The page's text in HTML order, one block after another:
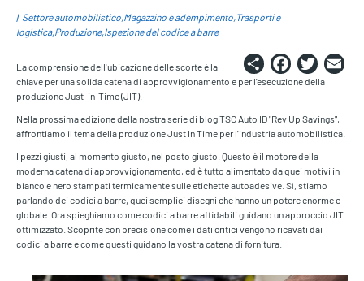
Settore automobilistico Magazzino e adempimento Trasporti e
logistica Produzione Ispezione del codice a barre
Share
La comprensione dell'ubicazione delle scorte è la
chiave per una solida catena di approvvigionamento e per l'esecuzione della
produzione Just-in-Time (JIT).
Nella prossima edizione della nostra serie di blog TSC Auto ID "Rev Up Savings",
affrontiamo il tema della produzione Just In Time per l'industria automobilistica.
I pezzi giusti, al momento giusto, nel posto giusto. Questo è il motore della
moderna catena di approvvigionamento, ed è tutto alimentato da quei motivi in
bianco e nero stampati termicamente sulle etichette autoadesive. Sì, stiamo
parlando dei codici a barre, quei semplici disegni che hanno un potere enorme e
globale. Ora spieghiamo come codici a barre affidabili guidano un approccio JIT
ottimizzato. Scoprite con precisione come i dati critici vengono ricavati dai
codici a barre e come questi guidano la vostra catena di fornitura.